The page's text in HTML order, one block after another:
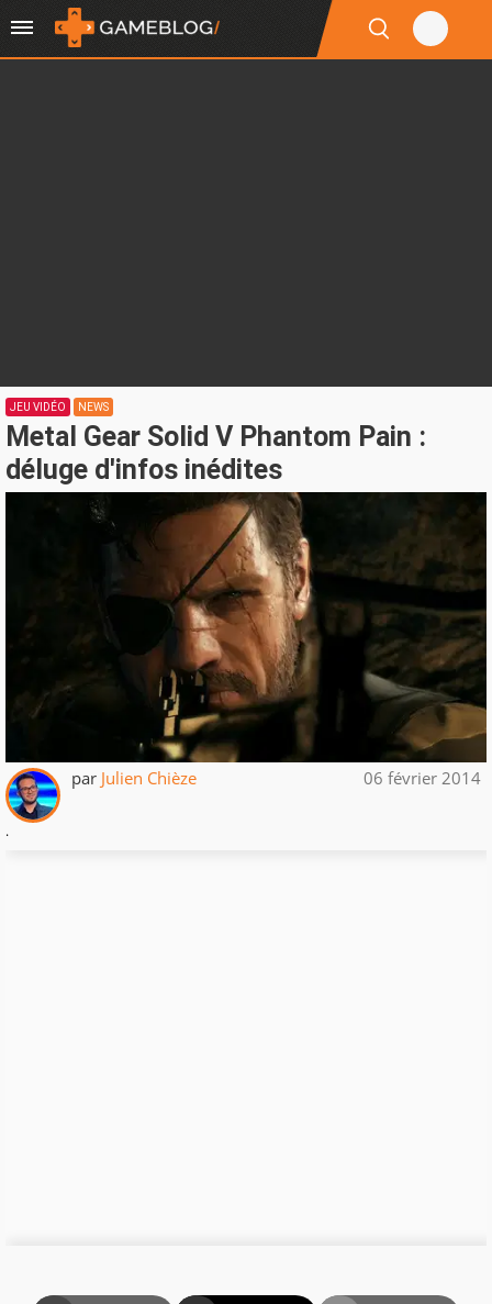
JEU VIDÉO NEWS
Metal Gear Solid V Phantom Pain :
déluge d'infos inédites
par Julien Chièze 06 février 2014
.